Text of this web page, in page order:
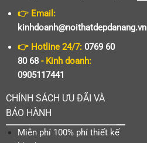
👉 Email:
kinhdoanh@noithatdepdanang.vn
👉 Hotline 24/7:0769 60
80 68- Kinh doanh:
0905117441
CHÍNH SÁCH ƯU ĐÃI VÀ
BẢO HÀNH
Miễn phí 100% phí thiết kế